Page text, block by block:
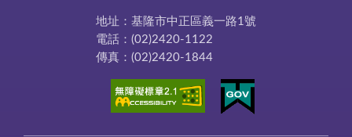
地址：基隆市中正區義一路1號
電話：(02)2420-1122
傳真：(02)2420-1844